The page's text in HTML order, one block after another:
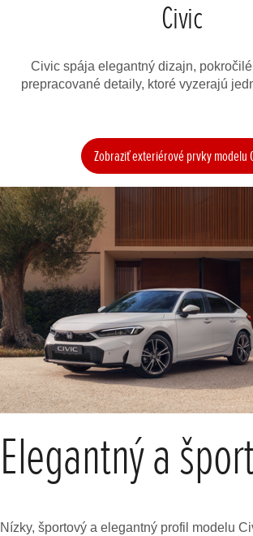
Civic
Civic spája elegantný dizajn,
prepracované detaily, ktoré vyzerajú
Zobraziť exteriérové prvky modelu
Elegantný a
Nízky, športový a elegantný profil modelu